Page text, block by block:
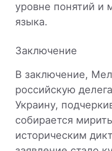
уровне понятий и
языка.
Заключение
В заключение,
российскую
Украину,
собирается
историческим